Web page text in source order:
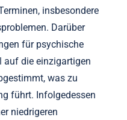
insbesondere
Darüber
für psychische
auf die einzigartigen
was zu
führt. Infolgedessen
niedrigeren